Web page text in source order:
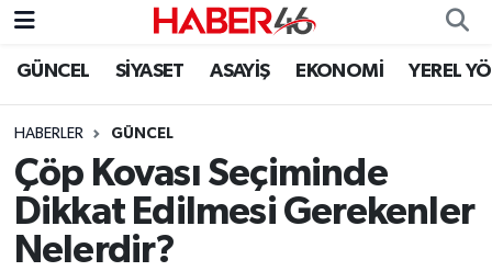
GÜNCEL SİYASET ASAYİŞ EKONOMİ YEREL
HABERLER GÜNCEL
Çöp Kovası Seçiminde
Dikkat Edilmesi Gerekenler
Nelerdir?
GÜNCEL
SİYASET
EKONOMİ
SPOR
Nöbetçi Eczaneler
Hava Durumu
Kahramanmaraş Namaz Vakitleri
Trafik Durumu